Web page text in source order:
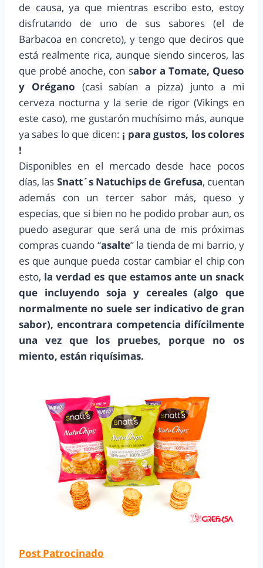
de causa, ya que mientras escribo esto, estoy
disfrutando de uno de sus sabores (el de
Barbacoa en concreto), y tengo que deciros que
está realmente rica, aunque siendo sinceros, las
que probé anoche, con sabor a Tomate, Queso
y Orégano (casi sabían a pizza) junto a mi
cerveza nocturna y la serie de rigor (Vikings en
este caso), me gustarón muchísimo más, aunque
ya sabes lo que dicen: ¡ para gustos, los colores
!
Disponibles en el mercado desde hace pocos
días, las Snatt´s Natuchips de Grefusa, cuentan
además con un tercer sabor más, queso y
especias, que si bien no he podido probar aun, os
puedo asegurar que será una de mis próximas
compras cuando “asalte” la tienda de mi barrio, y
es que aunque pueda costar cambiar el chip con
esto, la verdad es que estamos ante un snack
que incluyendo soja y cereales (algo que
normalmente no suele ser indicativo de gran
sabor), encontrara competencia difícilmente
una vez que los pruebes, porque no os
miento, están riquísimas.
Post Patrocinado